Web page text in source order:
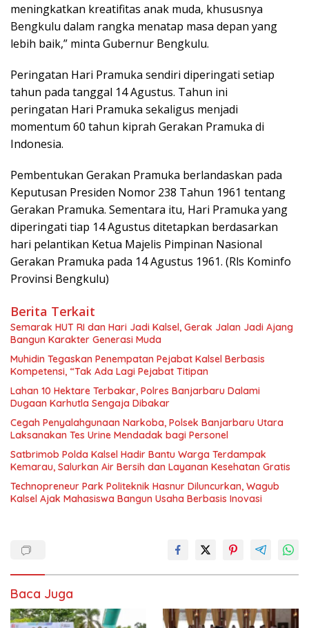
meningkatkan kreatifitas anak muda, khususnya
Bengkulu dalam rangka menatap masa depan yang
lebih baik,” minta Gubernur Bengkulu.
Peringatan Hari Pramuka sendiri diperingati setiap
tahun pada tanggal 14 Agustus. Tahun ini
peringatan Hari Pramuka sekaligus menjadi
momentum 60 tahun kiprah Gerakan Pramuka di
Indonesia.
Pembentukan Gerakan Pramuka berlandaskan pada
Keputusan Presiden Nomor 238 Tahun 1961 tentang
Gerakan Pramuka. Sementara itu, Hari Pramuka yang
diperingati tiap 14 Agustus ditetapkan berdasarkan
hari pelantikan Ketua Majelis Pimpinan Nasional
Gerakan Pramuka pada 14 Agustus 1961. (Rls Kominfo
Provinsi Bengkulu)
Berita Terkait
Semarak HUT RI dan Hari Jadi Kalsel, Gerak Jalan Jadi Ajang
Bangun Karakter Generasi Muda
Muhidin Tegaskan Penempatan Pejabat Kalsel Berbasis
Kompetensi, “Tak Ada Lagi Pejabat Titipan
Lahan 10 Hektare Terbakar, Polres Banjarbaru Dalami
Dugaan Karhutla Sengaja Dibakar
Cegah Penyalahgunaan Narkoba, Polsek Banjarbaru Utara
Laksanakan Tes Urine Mendadak bagi Personel
Satbrimob Polda Kalsel Hadir Bantu Warga Terdampak
Kemarau, Salurkan Air Bersih dan Layanan Kesehatan Gratis
Technopreneur Park Politeknik Hasnur Diluncurkan, Wagub
Kalsel Ajak Mahasiswa Bangun Usaha Berbasis Inovasi
Baca Juga